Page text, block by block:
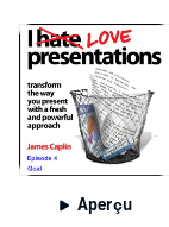
Aperçu